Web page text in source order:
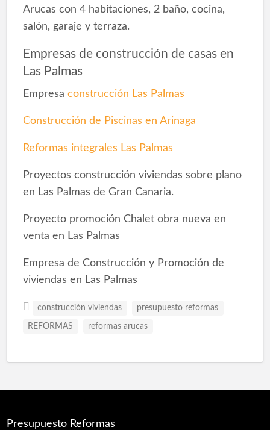
Arucas con 4 habitaciones, 2 baño, cocina,
salón, garaje y terraza.
Empresas de construcción de casas en
Las Palmas
Empresa construcción Las Palmas
Construcción de Piscinas en Arinaga
Reformas integrales Las Palmas
Proyectos construcción viviendas sobre plano
en Las Palmas de Gran Canaria.
Proyecto promoción Chalet obra nueva en
venta en Las Palmas
Empresa de Construcción y Promoción de
viviendas en Las Palmas
construcción viviendas presupuesto reformas
REFORMAS reformas arucas
Presupuesto Reformas